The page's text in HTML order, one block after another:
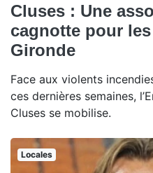
Cluses : Une
cagnotte pour
Gironde
Face aux violents
ces dernières semaines,
Cluses se mobilise.
Locales